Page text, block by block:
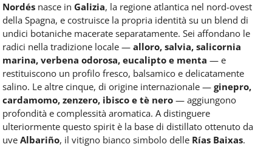
Nordés nasce in Galizia, la regione atlantica nel nord-ovest
della Spagna, e costruisce la propria identità su un blend di
undici botaniche macerate separatamente. Sei affondano le
radici nella tradizione locale — alloro, salvia, salicornia
marina, verbena odorosa, eucalipto e menta — e
restituiscono un profilo fresco, balsamico e delicatamente
salino. Le altre cinque, di origine internazionale — ginepro,
cardamomo, zenzero, ibisco e tè nero — aggiungono
profondità e complessità aromatica. A distinguere
ulteriormente questo spirit è la base di distillato ottenuto da
uve Albariño, il vitigno bianco simbolo delle Rías Baixas.